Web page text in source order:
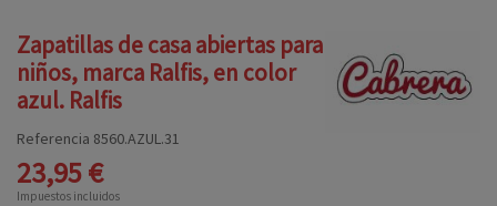
Zapatillas de casa abiertas para
niños, marca Ralfis, en color
azul. Ralfis
Referencia 8560.AZUL.31
23,95 €
Impuestos incluidos